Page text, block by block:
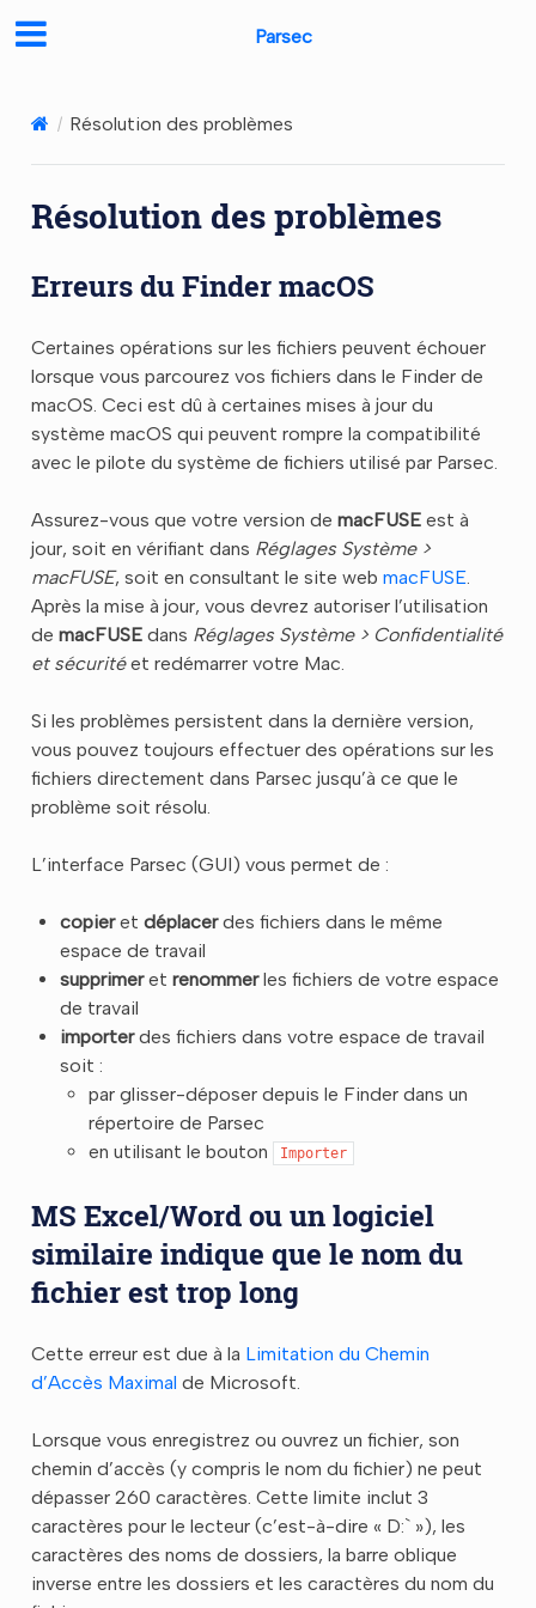
Parsec
Résolution des problèmes
Résolution des problèmes
Erreurs du Finder macOS
Certaines opérations sur les fichiers peuvent échouer
lorsque vous parcourez vos fichiers dans le Finder de
macOS. Ceci est dû à certaines mises à jour du
système macOS qui peuvent rompre la compatibilité
avec le pilote du système de fichiers utilisé par Parsec.
Assurez-vous que votre version de macFUSEest à
jour, soit en vérifiant dans Réglages Système >
macFUSE, soit en consultant le site web macFUSE.
Après la mise à jour, vous devrez autoriser l’utilisation
de macFUSEdans Réglages Système > Confidentialité
et sécuritéet redémarrer votre Mac.
Si les problèmes persistent dans la dernière version,
vous pouvez toujours effectuer des opérations sur les
fichiers directement dans Parsec jusqu’à ce que le
problème soit résolu.
L’interface Parsec (GUI) vous permet de :
copieret déplacerdes fichiers dans le même
espace de travail
supprimeret renommerles fichiers de votre espace
de travail
importerdes fichiers dans votre espace de travail
soit :
par glisser-déposer depuis le Finder dans un
répertoire de Parsec
en utilisant le bouton
Importer
MS Excel/Word ou un logiciel
similaire indique que le nom du
fichier est trop long
Cette erreur est due à la Limitation du Chemin
d’Accès Maximal de Microsoft.
Lorsque vous enregistrez ou ouvrez un fichier, son
chemin d’accès (y compris le nom du fichier) ne peut
dépasser 260 caractères. Cette limite inclut 3
caractères pour le lecteur (c’est-à-dire « D:` »), les
caractères des noms de dossiers, la barre oblique
inverse entre les dossiers et les caractères du nom du